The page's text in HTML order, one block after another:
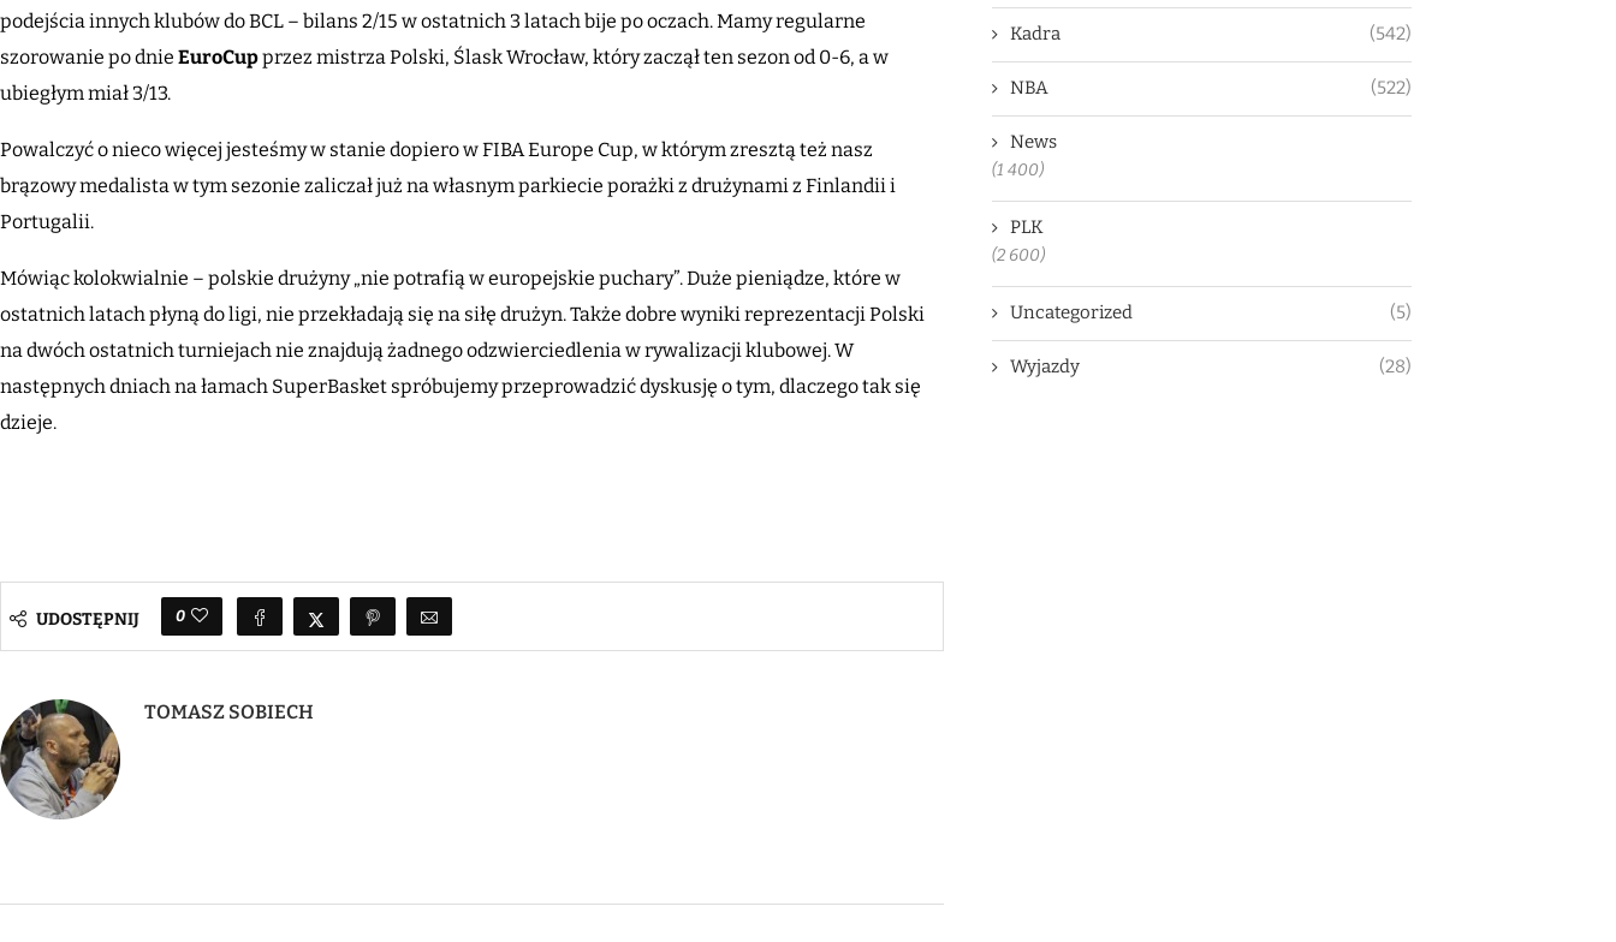
podejścia innych klubów do BCL – bilans 2/15 w ostatnich 3 latach bije po oczach. Mamy regularne
szorowanie po dnie EuroCupprzez mistrza Polski, Ślask Wrocław, który zaczął ten sezon od 0-6, a w
ubiegłym miał 3/13.
Powalczyć o nieco więcej jesteśmy w stanie dopiero w FIBA Europe Cup, w którym zresztą też nasz
brązowy medalista w tym sezonie zaliczał już na własnym parkiecie porażki z drużynami z Finlandii i
Portugalii.
Mówiąc kolokwialnie – polskie drużyny „nie potrafią w europejskie puchary”. Duże pieniądze, które w
ostatnich latach płyną do ligi, nie przekładają się na siłę drużyn. Także dobre wyniki reprezentacji Polski
na dwóch ostatnich turniejach nie znajdują żadnego odzwierciedlenia w rywalizacji klubowej. W
następnych dniach na łamach SuperBasket spróbujemy przeprowadzić dyskusję o tym, dlaczego tak się
dzieje.
UDOSTĘPNIJ 0
TOMASZ SOBIECH
Kadra (542)
NBA (522)
News
(1 400)
PLK
(2 600)
Uncategorized (5)
Wyjazdy (28)